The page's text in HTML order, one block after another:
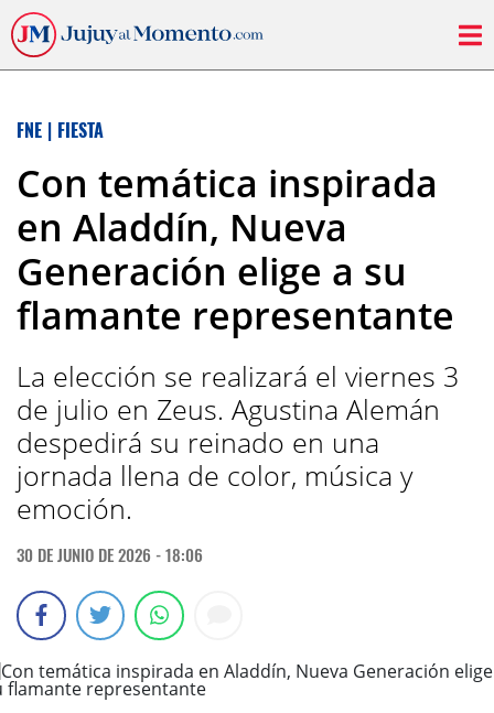
FNE | FIESTA
Con temática inspirada
en Aladdín, Nueva
Generación elige a su
flamante representante
La elección se realizará el viernes 3
de julio en Zeus. Agustina Alemán
despedirá su reinado en una
jornada llena de color, música y
emoción.
30 DE JUNIO DE 2026 - 18:06